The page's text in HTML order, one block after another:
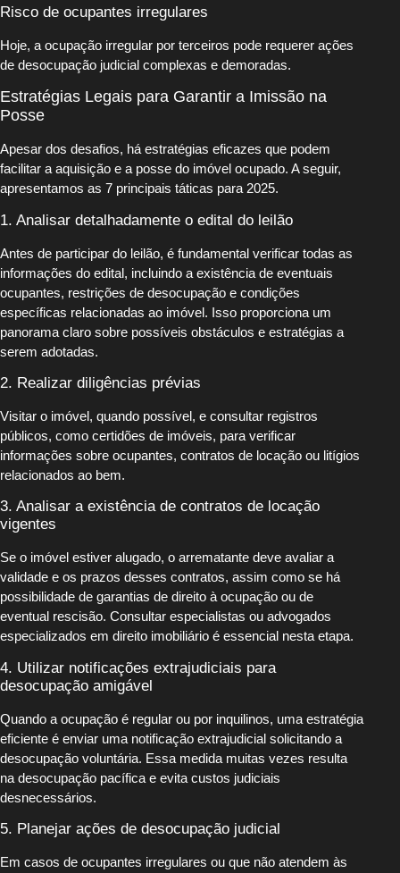
Risco de ocupantes irregulares
Hoje, a ocupação irregular por terceiros pode requerer ações
de desocupação judicial complexas e demoradas.
Estratégias Legais para Garantir a Imissão na
Posse
Apesar dos desafios, há estratégias eficazes que podem
facilitar a aquisição e a posse do imóvel ocupado. A seguir,
apresentamos as 7 principais táticas para 2025.
1. Analisar detalhadamente o edital do leilão
Antes de participar do leilão, é fundamental verificar todas as
informações do edital, incluindo a existência de eventuais
ocupantes, restrições de desocupação e condições
específicas relacionadas ao imóvel. Isso proporciona um
panorama claro sobre possíveis obstáculos e estratégias a
serem adotadas.
2. Realizar diligências prévias
Visitar o imóvel, quando possível, e consultar registros
públicos, como certidões de imóveis, para verificar
informações sobre ocupantes, contratos de locação ou litígios
relacionados ao bem.
3. Analisar a existência de contratos de locação
vigentes
Se o imóvel estiver alugado, o arrematante deve avaliar a
validade e os prazos desses contratos, assim como se há
possibilidade de garantias de direito à ocupação ou de
eventual rescisão. Consultar especialistas ou advogados
especializados em direito imobiliário é essencial nesta etapa.
4. Utilizar notificações extrajudiciais para
desocupação amigável
Quando a ocupação é regular ou por inquilinos, uma estratégia
eficiente é enviar uma notificação extrajudicial solicitando a
desocupação voluntária. Essa medida muitas vezes resulta
na desocupação pacífica e evita custos judiciais
desnecessários.
5. Planejar ações de desocupação judicial
Em casos de ocupantes irregulares ou que não atendem às